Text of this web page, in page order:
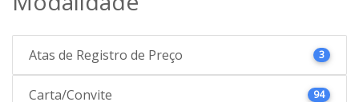
Atas de Registro de Preço 3
Carta/Convite 94